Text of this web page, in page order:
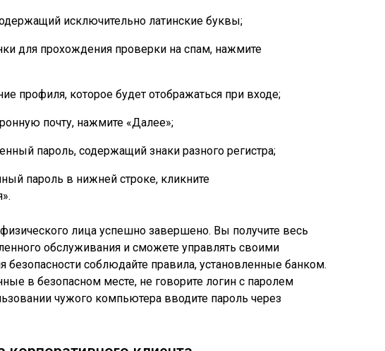
исключительно латинские буквы;
для прохождения проверки на спам, нажмите
профиля, которое будет отображаться при входе;
почту, нажмите «Далее»;
пароль, содержащий знаки разного регистра;
пароль в нижней строке, кликните
лица успешно завершено. Вы получите весь
обслуживания и сможете управлять своими
безопасности соблюдайте правила, установленные банком.
в безопасном месте, не говорите логин с паролем
чужого компьютера вводите пароль через